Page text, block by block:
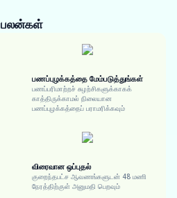
பலன்கள்
பணப்புழக்கத்தை மேம்படுத்துங்கள்
பணப்பரிமாற்றச் சுழற்சிகளுக்காகக்
காத்திருக்காமல் நிலையான
பணப்புழக்கத்தைப் பராமரிக்கவும்
விரைவான ஒப்புதல்
குறைந்தபட்ச ஆவணங்களுடன் 48 மணி
நேரத்திற்குள் அனுமதி பெறவும்